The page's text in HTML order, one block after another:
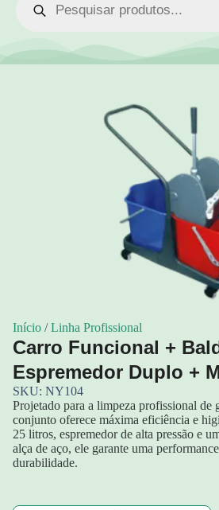
Início /Linha Profissional
Carro Funcional +
Espremedor Duplo +
SKU: NY104
Projetado para a limpeza profissional de
conjunto oferece máxima eficiência e
25 litros, espremedor de alta pressão e
alça de aço, ele garante uma
durabilidade.